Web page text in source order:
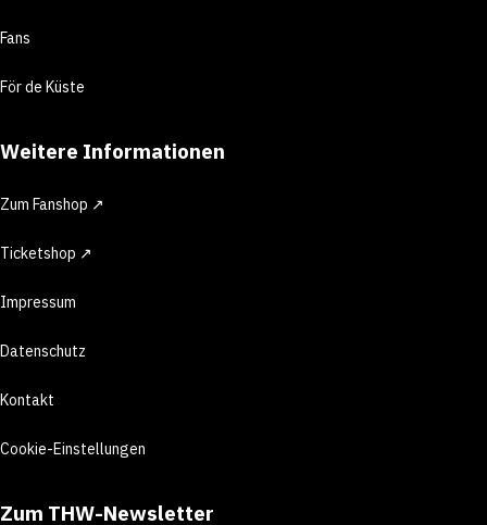
Fans
För de Küste
Weitere Informationen
Zum Fanshop ↗
Ticketshop ↗
Impressum
Datenschutz
Kontakt
Cookie-Einstellungen
Zum THW-Newsletter